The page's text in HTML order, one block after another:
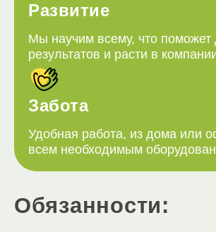
Развитие
Мы научим всему, что поможет
результатов и расти в
Забота
Удобная работа, из дома или
всем необходимым
Обязанности: